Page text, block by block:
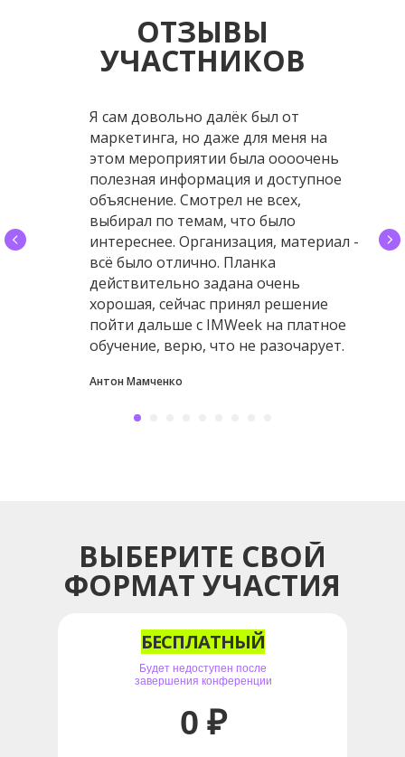
ОТЗЫВЫ
УЧАСТНИКОВ
Я сам довольно далёк был от
маркетинга, но даже для меня на
этом мероприятии была оооочень
полезная информация и доступное
объяснение. Смотрел не всех,
выбирал по темам, что было
интереснее. Организация, материал -
всё было отлично. Планка
действительно задана очень
хорошая, сейчас принял решение
пойти дальше с IMWeek на платное
обучение, верю, что не разочарует.
Антон Мамченко
ВЫБЕРИТЕ СВОЙ
ФОРМАТ УЧАСТИЯ
Будет недоступен после
завершения конференции
0 ₽
БЕСПЛАТНЫЙ